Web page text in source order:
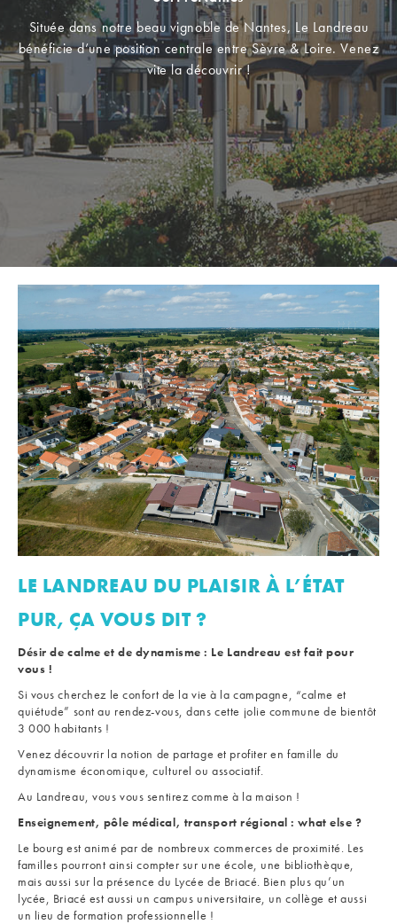
Située dans notre beau vignoble de Nantes, Le Landreau
bénéficie d’une position centrale entre Sèvre & Loire. Venez
vite la découvrir !
LE LANDREAU DU PLAISIR À L’ÉTAT
PUR, ÇA VOUS DIT ?
Désir de calme et de dynamisme : Le Landreau est fait pour
vous !
Si vous cherchez le confort de la vie à la campagne, “calme et
quiétude” sont au rendez-vous, dans cette jolie commune de bientôt
3 000 habitants !
Venez découvrir la notion de partage et profiter en famille du
dynamisme économique, culturel ou associatif.
Au Landreau, vous vous sentirez comme à la maison !
Enseignement, pôle médical, transport régional : what else ?
Le bourg est animé par de nombreux commerces de proximité. Les
familles pourront ainsi compter sur une école, une bibliothèque,
mais aussi sur la présence du Lycée de Briacé. Bien plus qu’un
lycée, Briacé est aussi un campus universitaire, un collège et aussi
un lieu de formation professionnelle !